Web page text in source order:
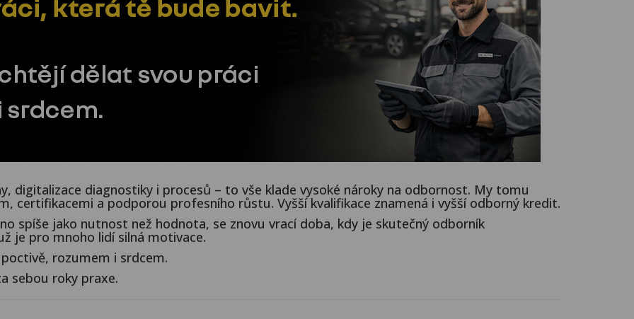
digitalizace diagnostiky i procesů – to vše klade vysoké nároky na odbornost. My tomu
certifikacemi a podporou profesního růstu. Vyšší kvalifikace znamená i vyšší odborný kredit.
spíše jako nutnost než hodnota, se znovu vrací doba, kdy je skutečný odborník
je pro mnoho lidí silná motivace.
rozumem i srdcem.
sebou roky praxe.